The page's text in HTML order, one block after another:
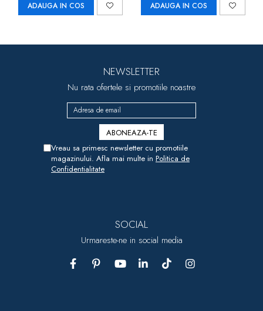
ADAUGA IN COS ADAUGA IN COS
NEWSLETTER
Nu rata ofertele si promotiile noastre
Vreau sa primesc newsletter cu promotiile
magazinului. Afla mai multe in Politica de
Confidentialitate
SOCIAL
Urmareste-ne in social media